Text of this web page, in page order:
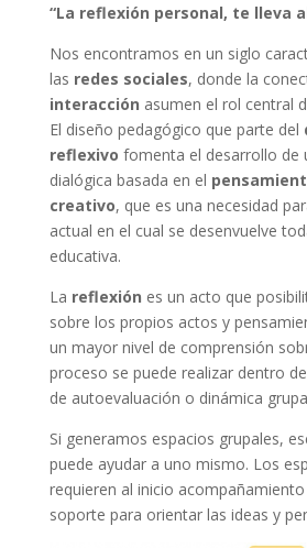
“La reflexión personal, te lleva
Nos encontramos en un siglo
las redes sociales, donde la
interacción asumen el rol central
El diseño pedagógico que parte del
reflexivo fomenta el desarrollo de
dialógica basada en el
creativo, que es una necesidad
actual en el cual se desenvuelve
educativa.
La reflexión es un acto que
sobre los propios actos y
un mayor nivel de comprensión
proceso se puede realizar dentro
de autoevaluación o dinámica
Si generamos espacios grupales,
puede ayudar a uno mismo. Los
requieren al inicio
soporte para orientar las ideas y